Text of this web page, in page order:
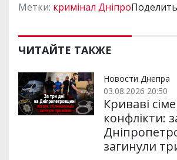
Метки: кримінал Дніпро
ЧИТАЙТЕ ТАКЖЕ
Новости Днепра
03.08.2026 20:50
Криваві
конфлікти:
загинули